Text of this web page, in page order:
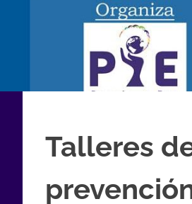
Talleres